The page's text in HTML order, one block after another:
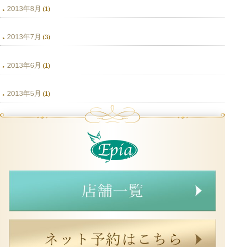
2013年8月 (1)
2013年7月 (3)
2013年6月 (1)
2013年5月 (1)